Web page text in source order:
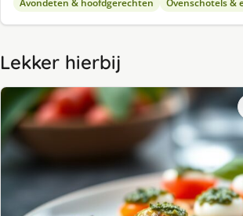
Avondeten & hoofdgerechten Ovenschotels &
Lekker hierbij